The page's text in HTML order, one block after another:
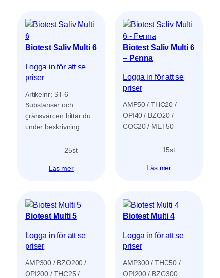
Biotest Saliv Multi 6
Logga in för att se
priser
Artikelnr: ST-6 –
Substanser och
gränsvärden hittar du
under beskrivning.
25st
Läs mer
Biotest Saliv Multi 6
– Penna
Logga in för att se
priser
AMP50 / THC20 /
OPI40 / BZO20 /
COC20 / MET50
15st
Läs mer
Biotest Multi 5
Logga in för att se
priser
AMP300 / BZO200 /
OPI200 / THC25 /
Biotest Multi 4
Logga in för att se
priser
AMP300 / THC50 /
OPI200 / BZO300